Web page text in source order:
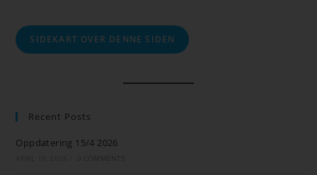
SIDEKART OVER DENNE SIDEN
Recent Posts
Oppdatering 15/4 2026